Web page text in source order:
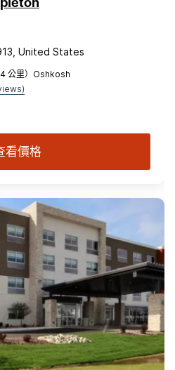
United States
公里）Oshkosh
看價格